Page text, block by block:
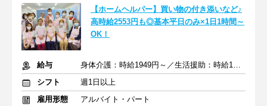
【ホームヘルパー】買い物の付き添いなど♪
高時給2553円も◎基本平日のみ×1日1時間～
OK！
給与
身体介護：時給1949円～／生活援助：時給1479円～ ※交通費支給
シフト
週1日以上
雇用形態
アルバイト・パート